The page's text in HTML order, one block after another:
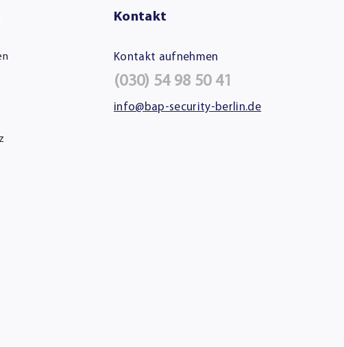
Kontakt
Kontakt aufnehmen
(030) 54 98 50 41
info@bap-security-berlin.de